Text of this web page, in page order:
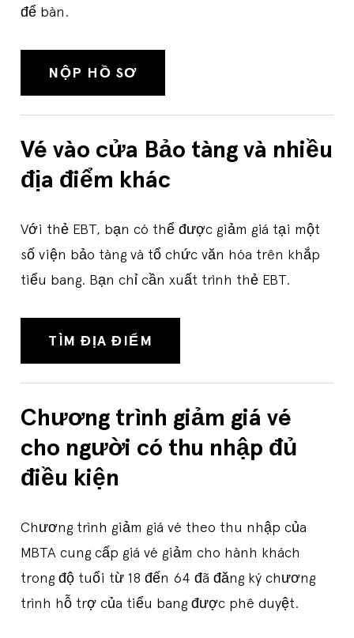
để bàn.
NỘP HỒ SƠ
Vé vào cửa Bảo tàng và nhiều
địa điểm khác
Với thẻ EBT, bạn có thể được giảm giá tại một
số viện bảo tàng và tổ chức văn hóa trên khắp
tiểu bang. Bạn chỉ cần xuất trình thẻ EBT.
TÌM ĐỊA ĐIỂM
Chương trình giảm giá vé
cho người có thu nhập đủ
điều kiện
Chương trình giảm giá vé theo thu nhập của
MBTA cung cấp giá vé giảm cho hành khách
trong độ tuổi từ 18 đến 64 đã đăng ký chương
trình hỗ trợ của tiểu bang được phê duyệt.